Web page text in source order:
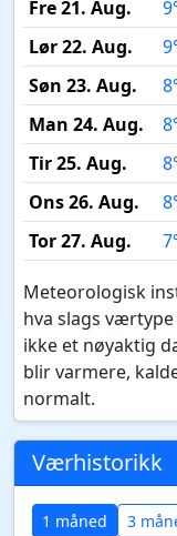
Fre 21. Aug.
Lør 22. Aug.
Søn 23. Aug.
Man 24. Aug.
Tir 25. Aug.
Ons 26. Aug.
Tor 27. Aug.
Meteorologisk
hva slags
ikke et nøyaktig
blir varmere,
normalt.
Værhistorikk
1 måned 3